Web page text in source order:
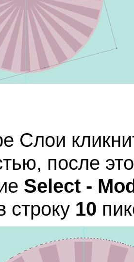
Слои
после
Select -
строку 10